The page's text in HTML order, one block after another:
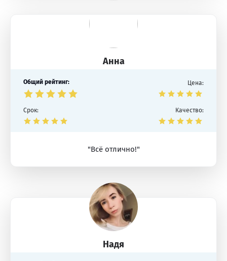
Анна
Общий рейтинг: Цена:
Срок: Качество:
"Всё отлично!"
Надя